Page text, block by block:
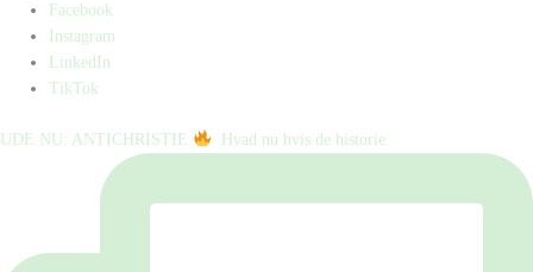
Facebook
Instagram
LinkedIn
TikTok
UDE NU: ANTICHRISTIE ⁠ ⁠ Hvad nu hvis de historie